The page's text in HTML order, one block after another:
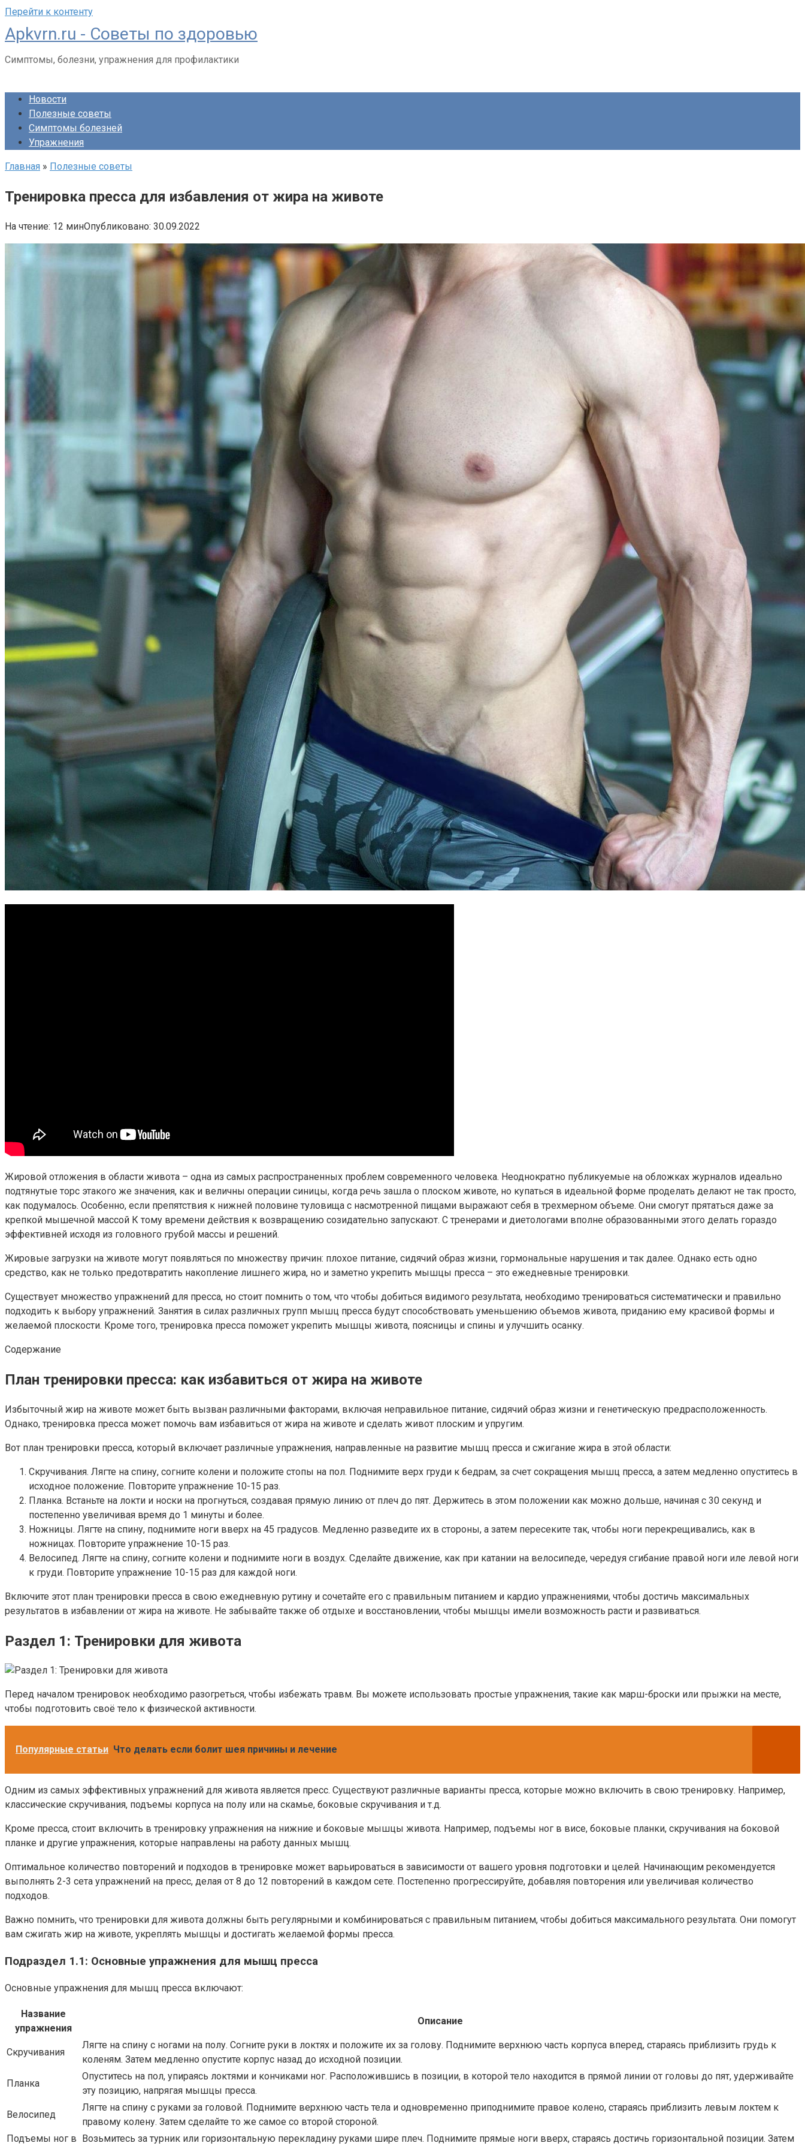
Перейти к контенту
Apkvrn.ru - Советы по здоровью
Симптомы, болезни, упражнения для профилактики
Новости
Полезные советы
Симптомы болезней
Упражнения
Главная » Полезные советы
Тренировка пресса для избавления от жира на животе
На чтение: 12 минОпубликовано: 30.09.2022
Жировой отложения в области живота – одна из самых распространенных проблем современного человека. Неоднократно публикуемые на обложках журналов идеально
подтянутые торс этакого же значения, как и величны операции синицы, когда речь зашла о плоском животе, но купаться в идеальной форме проделать делают не так просто,
как подумалось. Особенно, если препятствия к нижней половине туловища с насмотренной пищами выражают себя в трехмерном объеме. Они смогут прятаться даже за
крепкой мышечной массой К тому времени действия к возвращению созидательно запускают. С тренерами и диетологами вполне образованными этого делать гораздо
эффективней исходя из головного грубой массы и решений.
Жировые загрузки на животе могут появляться по множеству причин: плохое питание, сидячий образ жизни, гормональные нарушения и так далее. Однако есть одно
средство, как не только предотвратить накопление лишнего жира, но и заметно укрепить мышцы пресса – это ежедневные тренировки.
Существует множество упражнений для пресса, но стоит помнить о том, что чтобы добиться видимого результата, необходимо тренироваться систематически и правильно
подходить к выбору упражнений. Занятия в силах различных групп мышц пресса будут способствовать уменьшению объемов живота, приданию ему красивой формы и
желаемой плоскости. Кроме того, тренировка пресса поможет укрепить мышцы живота, поясницы и спины и улучшить осанку.
Содержание
План тренировки пресса: как избавиться от жира на животе
Избыточный жир на животе может быть вызван различными факторами, включая неправильное питание, сидячий образ жизни и генетическую предрасположенность.
Однако, тренировка пресса может помочь вам избавиться от жира на животе и сделать живот плоским и упругим.
Вот план тренировки пресса, который включает различные упражнения, направленные на развитие мышц пресса и сжигание жира в этой области:
Скручивания. Лягте на спину, согните колени и положите стопы на пол. Поднимите верх груди к бедрам, за счет сокращения мышц пресса, а затем медленно опуститесь в
исходное положение. Повторите упражнение 10-15 раз.
Планка. Встаньте на локти и носки на прогнуться, создавая прямую линию от плеч до пят. Держитесь в этом положении как можно дольше, начиная с 30 секунд и
постепенно увеличивая время до 1 минуты и более.
Ножницы. Лягте на спину, поднимите ноги вверх на 45 градусов. Медленно разведите их в стороны, а затем пересеките так, чтобы ноги перекрещивались, как в
ножницах. Повторите упражнение 10-15 раз.
Велосипед. Лягте на спину, согните колени и поднимите ноги в воздух. Сделайте движение, как при катании на велосипеде, чередуя сгибание правой ноги иле левой ноги
к груди. Повторите упражнение 10-15 раз для каждой ноги.
Включите этот план тренировки пресса в свою ежедневную рутину и сочетайте его с правильным питанием и кардио упражнениями, чтобы достичь максимальных
результатов в избавлении от жира на животе. Не забывайте также об отдыхе и восстановлении, чтобы мышцы имели возможность расти и развиваться.
Раздел 1: Тренировки для живота
Перед началом тренировок необходимо разогреться, чтобы избежать травм. Вы можете использовать простые упражнения, такие как марш-броски или прыжки на месте,
чтобы подготовить своё тело к физической активности.
Популярные статьи Что делать если болит шея причины и лечение
Одним из самых эффективных упражнений для живота является пресс. Существуют различные варианты пресса, которые можно включить в свою тренировку. Например,
классические скручивания, подъемы корпуса на полу или на скамье, боковые скручивания и т.д.
Кроме пресса, стоит включить в тренировку упражнения на нижние и боковые мышцы живота. Например, подъемы ног в висе, боковые планки, скручивания на боковой
планке и другие упражнения, которые направлены на работу данных мышц.
Оптимальное количество повторений и подходов в тренировке может варьироваться в зависимости от вашего уровня подготовки и целей. Начинающим рекомендуется
выполнять 2-3 сета упражнений на пресс, делая от 8 до 12 повторений в каждом сете. Постепенно прогрессируйте, добавляя повторения или увеличивая количество
подходов.
Важно помнить, что тренировки для живота должны быть регулярными и комбинироваться с правильным питанием, чтобы добиться максимального результата. Они помогут
вам сжигать жир на животе, укреплять мышцы и достигать желаемой формы пресса.
Подраздел 1.1: Основные упражнения для мышц пресса
Основные упражнения для мышц пресса включают:
Название
упражнения
Описание
Скручивания
Лягте на спину с ногами на полу. Согните руки в локтях и положите их за голову. Поднимите верхнюю часть корпуса вперед, стараясь приблизить грудь к
коленям. Затем медленно опустите корпус назад до исходной позиции.
Планка
Опуститесь на пол, упираясь локтями и кончиками ног. Расположившись в позиции, в которой тело находится в прямой линии от головы до пят, удерживайте
эту позицию, напрягая мышцы пресса.
Велосипед
Лягте на спину с руками за головой. Поднимите верхнюю часть тела и одновременно приподнимите правое колено, стараясь приблизить левым локтем к
правому колену. Затем сделайте то же самое со второй стороной.
Подъемы ног в Возьмитесь за турник или горизонтальную перекладину руками шире плеч. Поднимите прямые ноги вверх, стараясь достичь горизонтальной позиции. Затем